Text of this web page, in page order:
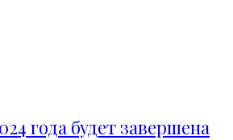
года будет завершена